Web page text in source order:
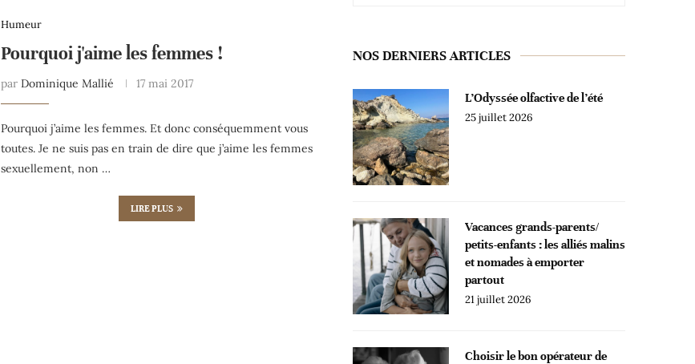
Humeur
Pourquoi j'aime les femmes !
par Dominique Mallié 17 mai 2017
Pourquoi j’aime les femmes. Et donc conséquemment vous
toutes. Je ne suis pas en train de dire que j’aime les femmes
sexuellement, non …
LIRE PLUS
NOS DERNIERS ARTICLES
L’Odyssée olfactive de l’été
25 juillet 2026
Vacances grands-parents/
petits-enfants : les alliés malins
et nomades à emporter
partout
21 juillet 2026
Choisir le bon opérateur de